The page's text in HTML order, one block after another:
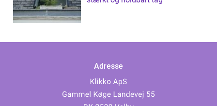
Adresse